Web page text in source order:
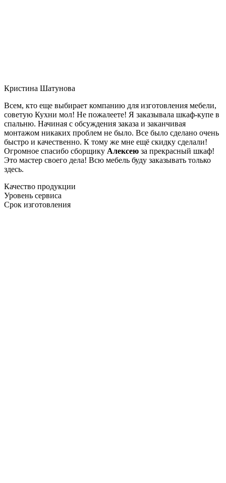
Кристина Шатунова
Всем, кто еще выбирает компанию для изготовления мебели,
советую Кухни мол! Не пожалеете! Я заказывала шкаф-купе в
спальню. Начиная с обсуждения заказа и заканчивая
монтажом никаких проблем не было. Все было сделано очень
быстро и качественно. К тому же мне ещё скидку сделали!
Огромное спасибо сборщику Алексею за прекрасный шкаф!
Это мастер своего дела! Всю мебель буду заказывать только
здесь.
Качество продукции
Уровень сервиса
Срок изготовления